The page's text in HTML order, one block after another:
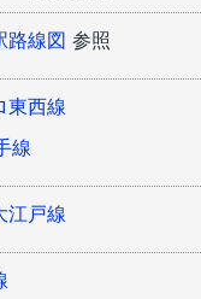
路線図 参照
東西線
線
江戸線